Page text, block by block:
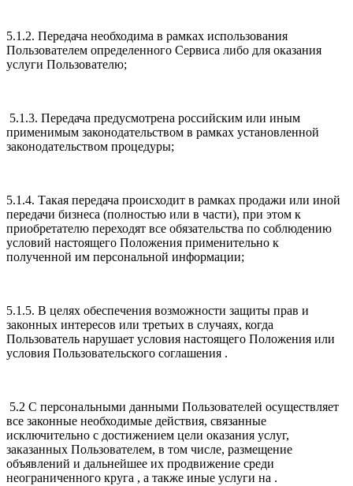
5.1.2. Передача необходима в рамках использования
Пользователем определенного Сервиса либо для оказания
услуги Пользователю;
5.1.3. Передача предусмотрена российским или иным
применимым законодательством в рамках установленной
законодательством процедуры;
5.1.4. Такая передача происходит в рамках продажи или иной
передачи бизнеса (полностью или в части), при этом к
приобретателю переходят все обязательства по соблюдению
условий настоящего Положения применительно к
полученной им персональной информации;
5.1.5. В целях обеспечения возможности защиты прав и
законных интересов или третьих в случаях, когда
Пользователь нарушает условия настоящего Положения или
условия Пользовательского соглашения .
5.2 С персональными данными Пользователей осуществляет
все законные необходимые действия, связанные
исключительно с достижением цели оказания услуг,
заказанных Пользователем, в том числе, размещение
объявлений и дальнейшее их продвижение среди
неограниченного круга , а также иные услуги на .